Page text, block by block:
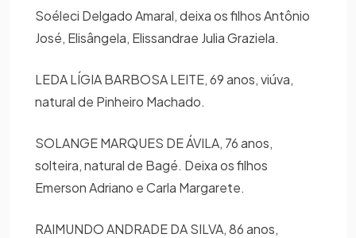
Soéleci Delgado Amaral, deixa os filhos Antônio
José, Elisângela, Elissandrae Julia Graziela.
LEDA LÍGIA BARBOSA LEITE, 69 anos, viúva,
natural de Pinheiro Machado.
SOLANGE MARQUES DE ÁVILA, 76 anos,
solteira, natural de Bagé. Deixa os filhos
Emerson Adriano e Carla Margarete.
RAIMUNDO ANDRADE DA SILVA, 86 anos,